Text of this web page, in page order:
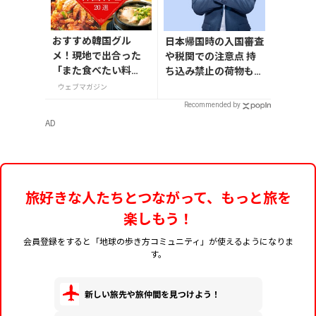
おすすめ韓国グル
メ！現地で出合った
「また食べたい料
理」20選
ウェブマガジン
日本帰国時の入国審査
や税関での注意点 持
ち込み禁止の荷物も解
Recommended by
AD
旅好きな人たちとつながって、もっと旅を
楽しもう！
会員登録をすると「地球の歩き方コミュニティ」が使えるようになりま
す。
新しい旅先や旅仲間を見つけよう！